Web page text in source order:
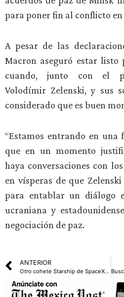
para poner fin al conflicto en
A pesar de las
Macron aseguró estar
cuando, junto con el
Volodímir Zelenski, y sus
considerado que es buen
“Estamos entrando en una
que en un momento
haya conversaciones con
en vísperas de que
para entablar un diálogo
ucraniana y
negociación de paz.
ANTERIOR
Otro cohete Starship de SpaceX explota en vuelo de prueba